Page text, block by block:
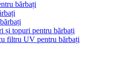
bărbați
și topuri pentru bărbați
filtru UV pentru bărbați